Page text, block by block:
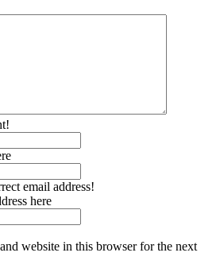
email address!
here
website in this browser for the next